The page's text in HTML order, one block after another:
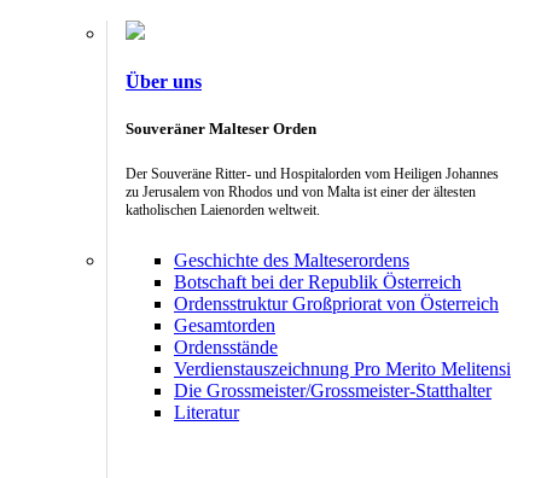
Über uns
Souveräner Malteser Orden
Der Souveräne Ritter- und Hospitalorden vom Heiligen Johannes
zu Jerusalem von Rhodos und von Malta ist einer der ältesten
katholischen Laienorden weltweit.
Geschichte des Malteserordens
Botschaft bei der Republik Österreich
Ordensstruktur Großpriorat von Österreich
Gesamtorden
Ordensstände
Verdienstauszeichnung Pro Merito Melitensi
Die Grossmeister/Grossmeister-Statthalter
Literatur